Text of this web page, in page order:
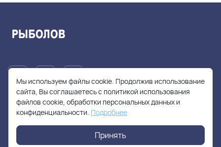
+7(905)705-55-49
fishhuntershop@yandex.ru
Мы используем файлы cookie. Продолжив использование
сайта, Вы соглашаетесь с политикой использования
файлов cookie, обработки персональных данных и
конфиденциальности. Подробнее
Принять